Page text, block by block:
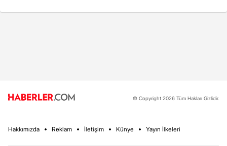
© Copyright 2026 Tüm Hakları Gizlidir.
Hakkımızda Reklam İletişim Künye Yayın İlkeleri